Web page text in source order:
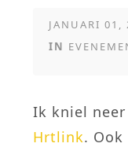
JANUARI 01,
IN
Ik kniel
Hrtlink. Ook